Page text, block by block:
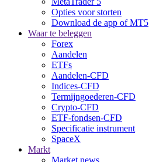
Opties voor storten
Download de app of MT5
Waar te beleggen
Forex
Aandelen
ETFs
Aandelen-CFD
Indices-CFD
Termijngoederen-CFD
Crypto-CFD
ETF-fondsen-CFD
Specificatie instrument
SpaceX
Markt
Market news